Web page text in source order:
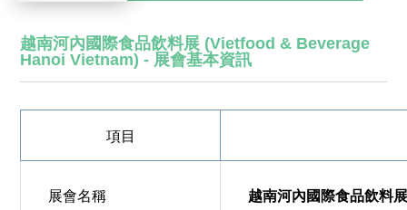
越南河內國際食品飲料展 (Vietfood & Beverage
Hanoi Vietnam) - 展會基本資訊
項目
展會名稱 越南河內國際食品飲料